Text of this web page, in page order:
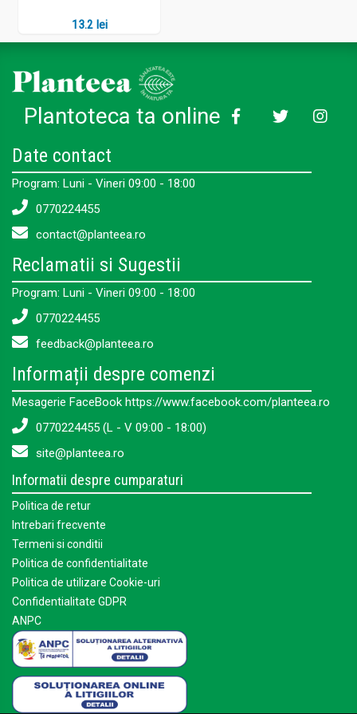
13.2 lei
Plantoteca ta online
Date contact
Program: Luni - Vineri 09:00 - 18:00
0770224455
contact@planteea.ro
Reclamatii si Sugestii
Program: Luni - Vineri 09:00 - 18:00
0770224455
feedback@planteea.ro
Informații despre comenzi
Mesagerie FaceBook https://www.facebook.com/planteea.ro
0770224455 (L - V 09:00 - 18:00)
site@planteea.ro
Informatii despre cumparaturi
Politica de retur
Intrebari frecvente
Termeni si conditii
Politica de confidentialitate
Politica de utilizare Cookie-uri
Confidentialitate GDPR
ANPC